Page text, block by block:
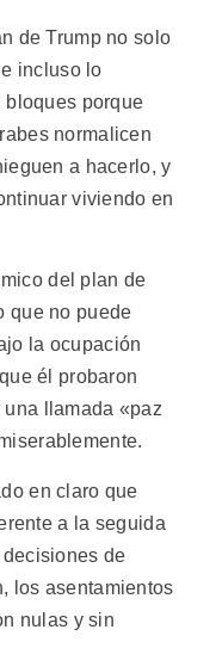
de Trump no solo
incluso lo
porque
normalicen
a hacerlo, y
viviendo en
del plan de
que no puede
la ocupación
él probaron
llamada «paz
en claro que
a la seguida
de
los asentamientos
nulas y sin